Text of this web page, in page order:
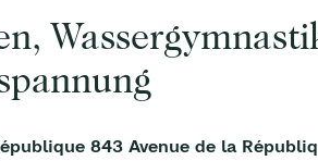
843 Avenue de la